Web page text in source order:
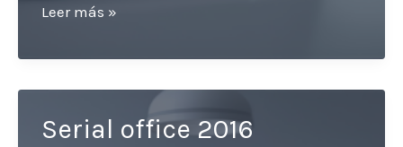
Activar
2016
professional
original
Leer más »
Serial office 2016